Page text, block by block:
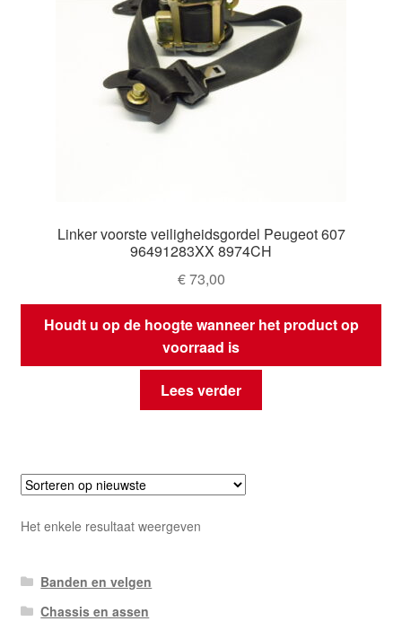
Linker voorste veiligheidsgordel Peugeot 607
96491283XX 8974CH
€73,00
Houdt u op de hoogte wanneer het product op
voorraad is
Lees verder
Het enkele resultaat weergeven
Banden en velgen
Chassis en assen